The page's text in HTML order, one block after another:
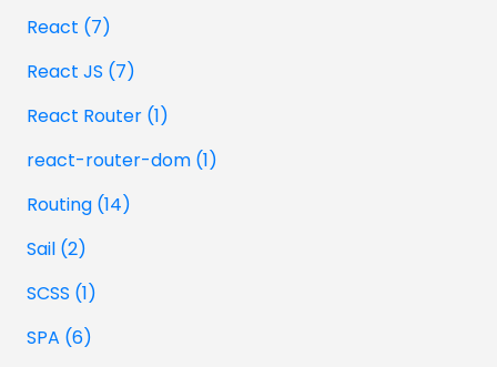
React (7)
React JS (7)
React Router (1)
react-router-dom (1)
Routing (14)
Sail (2)
SCSS (1)
SPA (6)